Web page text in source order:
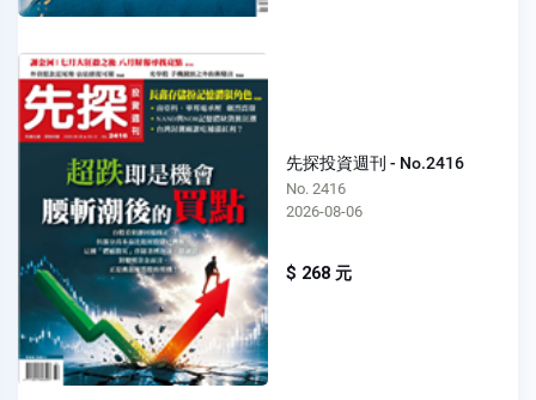
先探投資週刊 - No.2416
No. 2416
2026-08-06
$ 268 元